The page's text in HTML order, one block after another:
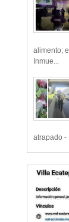
alimento;
Inmue...
atrapado -